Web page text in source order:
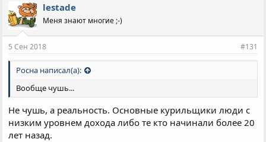
lestade
Меня знают многие ;-)
5 Сен 2018 #131
Росна написал(а):
Вообще чушь...
Не чушь, а реальность. Основные курильщики люди с
низким уровнем дохода либо те кто начинали более 20
лет назад.